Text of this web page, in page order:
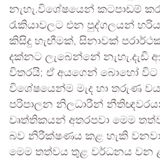
නැහැ.විශේෂයෙන් කටපාඩම්
රැකියාවලට එන පුද්ගලයන්
කිසිදු හැඟීමක්, සිනාවක්
දක්නට ලැබෙන්නේ නැහැ.දැඩි
විතරයි; ඒ අයගෙන් බොහෝ විට
විශේෂයෙන්ම මැද හා තරුණ
පරිපාලන නිලධාරීන්
වෘත්තිකයන් අතරපවා මෙම
බව නිරීක්ෂණය කළ හැකි
මෙම තත්වය තුළ වර්ධනය වන